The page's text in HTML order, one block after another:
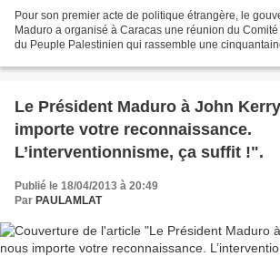
Pour son premier acte de politique étrangère, le
Maduro a organisé à Caracas une réunion du
du Peuple Palestinien qui rassemble une
Le Président Maduro à John
importe votre reconnaissance.
L’interventionnisme, ça suffit !".
Publié le 18/04/2013 à 20:49
Par PAULAMLAT